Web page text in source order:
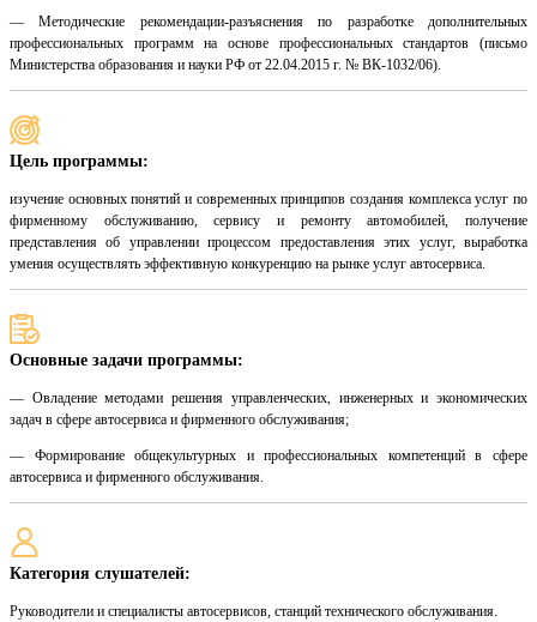
— Методические рекомендации-разъяснения по разработке дополнительных
профессиональных программ на основе профессиональных стандартов (письмо
Министерства образования и науки РФ от 22.04.2015 г. № ВК-1032/06).
Цель программы:
изучение основных понятий и современных принципов создания комплекса услуг по
фирменному обслуживанию, сервису и ремонту автомобилей, получение
представления об управлении процессом предоставления этих услуг, выработка
умения осуществлять эффективную конкуренцию на рынке услуг автосервиса.
Основные задачи программы:
— Овладение методами решения управленческих, инженерных и экономических
задач в сфере автосервиса и фирменного обслуживания;
— Формирование общекультурных и профессиональных компетенций в сфере
автосервиса и фирменного обслуживания.
Категория слушателей:
Руководители и специалисты автосервисов, станций технического обслуживания.